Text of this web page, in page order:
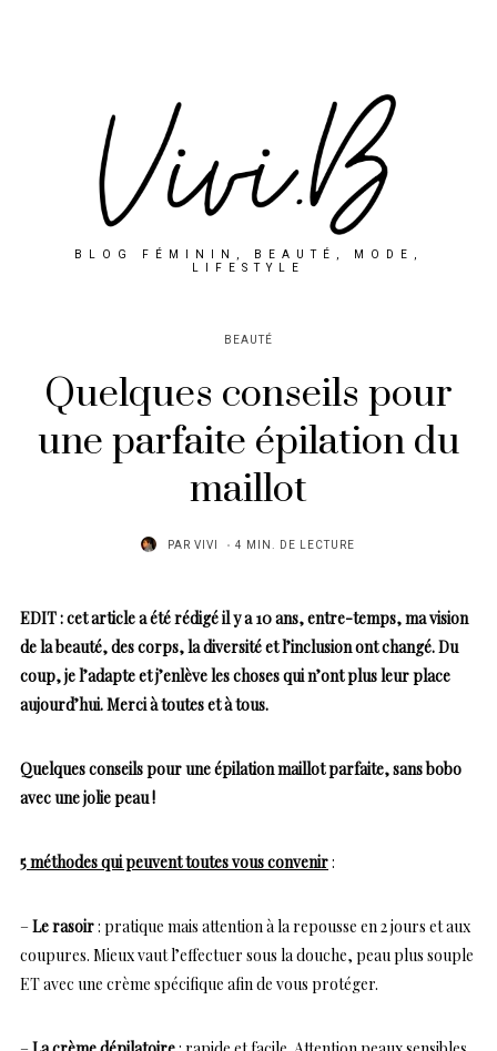
BLOG FÉMININ, BEAUTÉ, MODE,
LIFESTYLE
BEAUTÉ
Quelques conseils pour
une parfaite épilation du
maillot
PAR VIVI 4 MIN. DE LECTURE
EDIT : cet article a été rédigé il y a 10 ans, entre-temps, ma vision
de la beauté, des corps, la diversité et l’inclusion ont changé. Du
coup, je l’adapte et j’enlève les choses qui n’ont plus leur place
aujourd’hui. Merci à toutes et à tous.
Quelques conseils pour une épilation maillot parfaite, sans bobo
avec une jolie peau !
5 méthodes qui peuvent toutes vous convenir:
–Le rasoir: pratique mais attention à la repousse en 2 jours et aux
coupures. Mieux vaut l’effectuer sous la douche, peau plus souple
ET avec une crème spécifique afin de vous protéger.